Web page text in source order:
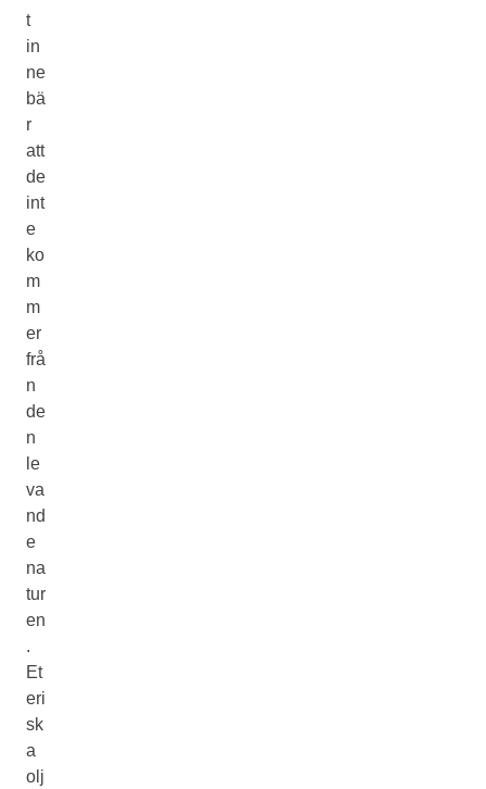
t
in
ne
bä
r
att
de
int
e
ko
m
m
er
frå
n
de
n
le
va
nd
e
na
tur
en
.
Et
eri
sk
a
olj